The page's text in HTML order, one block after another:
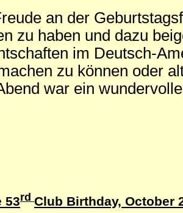
an der
zu haben und dazu
im Deutsch-
zu können oder
war ein
53rd Club Birthday, October